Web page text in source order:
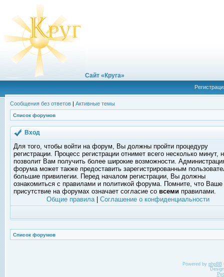
Сайт «Круга»
Сообщения без ответов | Активные темы
Список форумов
Вход
Для того, чтобы войти на форум, Вы должны пройти процедуру
регистрации. Процесс регистрации отнимет всего несколько минут,
позволит Вам получить более широкие возможности.
форума может также предоставить зарегистрированным
большие привилегии. Перед началом регистрации, Вы должны
ознакомиться с правилами и политикой форума. Помните, что Ваше
присутствие на форумах означает согласие со всеми правилами.
Общие правила| Соглашение о конфиденциальности
Список форумов
Powered by phpBB